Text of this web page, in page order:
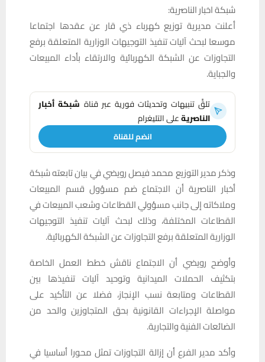
شبكة اخبار الناصرية:
أعلنت مديرية توزيع كهرباء ذي قار عن عقدها اجتماعا
موسعا لبحث آليات تنفيذ التوجيهات الوزارية المتعلقة برفع
التجاوزات عن الشبكة الكهربائية والارتقاء بأداء المبيعات
والجباية.
تلقَّ تنبيهات وتحديثات فورية عبر قناة شبكة أخبار
الناصريةعلى التليغرام
انضم للقناة
وذكر مدير التوزيع محمد فيصل رويضي في بيان تابعته شبكة
أخبار الناصرية أن الاجتماع ضم مسؤول قسم المبيعات
وملاكاته إلى جانب مسؤولي القطاعات وشعب المبيعات في
القطاعات المختلفة، وذلك لبحث آليات تنفيذ التوجيهات
الوزارية المتعلقة برفع التجاوزات عن الشبكة الكهربائية.
وأوضح رويضي أن الاجتماع ناقش خطط العمل الخاصة
بتكثيف الحملات الميدانية وتوحيد آليات تنفيذها بين
القطاعات ومتابعة نسب الإنجاز، فضلا عن التأكيد على
مواصلة الإجراءات القانونية بحق المتجاوزين والحد من
الضائعات الفنية والتجارية.
وأكد مدير الفرع أن إزالة التجاوزات تمثل محورا أساسيا في